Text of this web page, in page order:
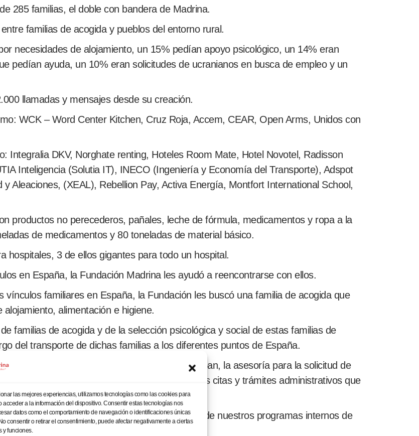
las mejores experiencias, utilizamos tecnologías como las cookies para
acceder a la información del dispositivo. Consentir estas tecnologías nos
datos como el comportamiento de navegación o identificaciones únicas
consentir o retirar el consentimiento, puede afectar negativamente a ciertas
y funciones.
285 familias, el doble con bandera de Madrina.
familias de acogida y pueblos del entorno rural.
necesidades de alojamiento, un 15% pedían apoyo psicológico, un 14% eran
pedían ayuda, un 10% eran solicitudes de ucranianos en busca de empleo y un
llamadas y mensajes desde su creación.
WCK – Word Center Kitchen, Cruz Roja, Accem, CEAR, Open Arms, Unidos con
Integralia DKV, Norghate renting, Hoteles Room Mate, Hotel Novotel, Radisson
Inteligencia (Solutia IT), INECO (Ingeniería y Economía del Transporte), Adspot
Aleaciones, (XEAL), Rebellion Pay, Activa Energía, Montfort International School,
productos no perecederos, pañales, leche de fórmula, medicamentos y ropa a la
de medicamentos y 80 toneladas de material básico.
hospitales, 3 de ellos gigantes para todo un hospital.
en España, la Fundación Madrina les ayudó a reencontrarse con ellos.
familiares en España, la Fundación les buscó una familia de acogida que
alimentación e higiene.
familias de acogida y de la selección psicológica y social de estas familias de
del transporte de dichas familias a los diferentes puntos de España.
a las familias ucranianas que lo necesitaban, la asesoría para la solicitud de
acompañados de intérpretes, gestión de las citas y trámites administrativos que
normas culturales de España.
en España se inscribieron como beneficiarias de nuestros programas internos de
alimentación infantil, ropa.